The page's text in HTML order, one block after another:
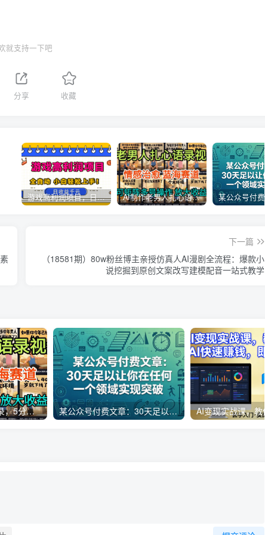
就支持一下吧
分享 收藏
游戏高利润项目，日收益1k+，全自动，无需值守，解放双手，小白轻松上手【揭秘】 AI制作老男人扎心语录，5分钟一条，操作简单，流量非常大，保姆级教程
下一篇
（18581期）80w粉丝博主亲授仿真人AI漫剧全流程：爆款小
说挖掘到原创文案改写建模配音一站式教学
AI制作老男人扎心语录，5分钟一条，操作简单，流量非常大，保姆级教程 某公众号付费文章：30天足以让你在任何一个领域实现突破